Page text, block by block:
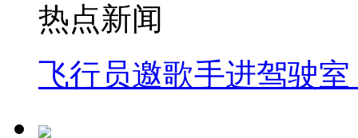
热点新闻
飞行员邀歌手进驾驶